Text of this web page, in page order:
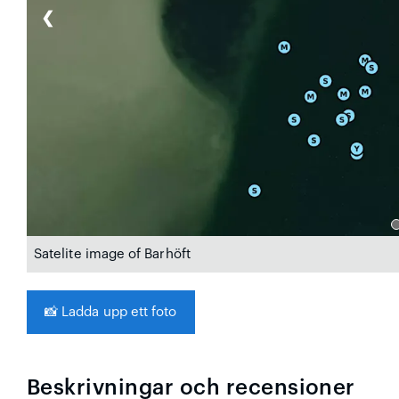
❮
Satelite image of Barhöft
📸 Ladda upp ett foto
Beskrivningar och recensioner